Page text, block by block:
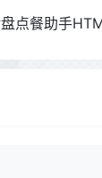
点餐助手